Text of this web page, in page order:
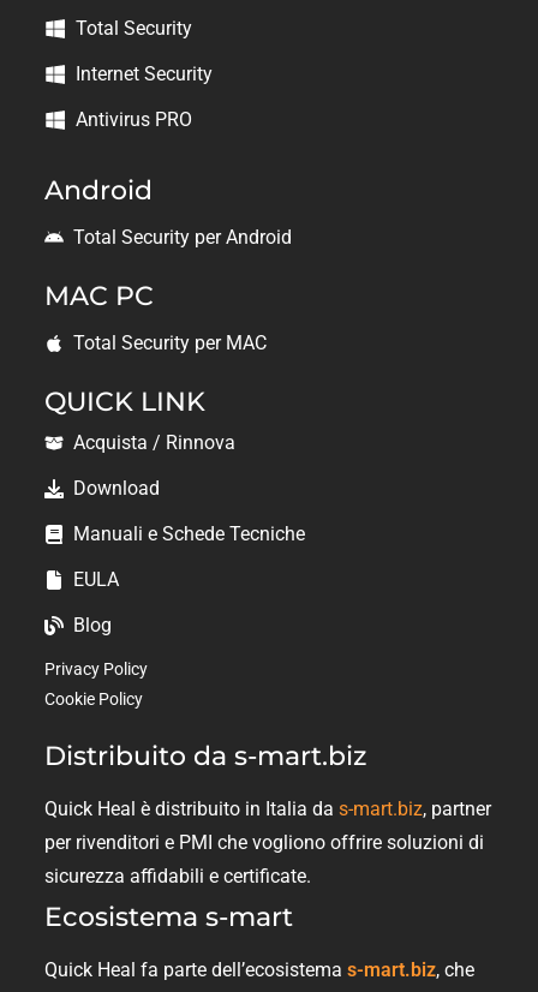
Total Security
Internet Security
Antivirus PRO
Android
Total Security per Android
MAC PC
Total Security per MAC
QUICK LINK
Acquista / Rinnova
Download
Manuali e Schede Tecniche
EULA
Blog
Privacy Policy
Cookie Policy
Distribuito da s-mart.biz
Quick Heal è distribuito in Italia das-mart.biz, partner
per rivenditori e PMI che vogliono offrire soluzioni di
sicurezza affidabili e certificate.
Ecosistema s-mart
Quick Heal fa parte dell’ecosistemas-mart.biz, che